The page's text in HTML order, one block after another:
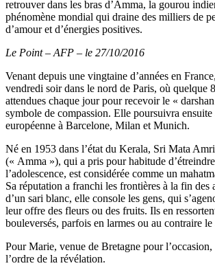
retrouver dans les bras d’Amma, la gourou
phénomène mondial qui draine des milliers de
d’amour et d’énergies positives.
Le Point – AFP – le 27/10/2016
Venant depuis une vingtaine d’années en
vendredi soir dans le nord de Paris, où quelque
attendues chaque jour pour recevoir le «
symbole de compassion. Elle poursuivra ensuite
européenne à Barcelone, Milan et Munich.
Né en 1953 dans l’état du Kerala, Sri Mata
(« Amma »), qui a pris pour habitude
l’adolescence, est considérée comme un
Sa réputation a franchi les frontières à la fin des
d’un sari blanc, elle console les gens, qui
leur offre des fleurs ou des fruits. Ils en
bouleversés, parfois en larmes ou au contraire
Pour Marie, venue de Bretagne pour l’occasion,
l’ordre de la révélation.